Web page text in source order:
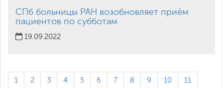
СПб больницы РАН возобновляет приём
пациентов по субботам
19.09.2022
1 2 3 4 5 6 7 8 9 10 11